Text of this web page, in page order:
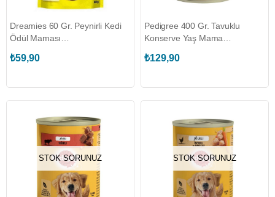
Dreamies 60 Gr. Peynirli Kedi
Ödül Maması
₺59,90
Pedigree 400 Gr. Tavuklu
Konserve Yaş Mama
₺129,90
STOK SORUNUZ STOK SORUNUZ